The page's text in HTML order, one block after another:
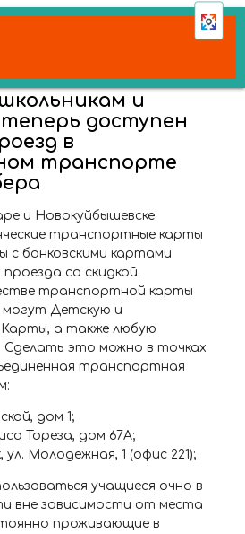
и
доступен
в
транспорте
и Новокуйбышевске
транспортные карты
с банковскими картами
со скидкой.
транспортной карты
могут Детскую и
а также любую
это можно в точках
транспортная
дом 1;
Тореза, дом 67А;
ул. Молодежная, 1 (офис 221);
учащиеся очно в
вне зависимости от места
проживающие в